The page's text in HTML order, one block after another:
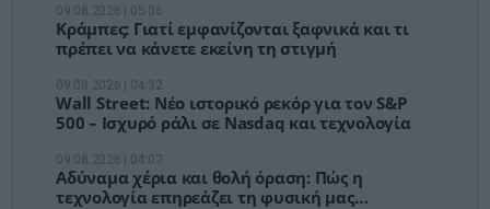
Κράμπες: Γιατί εμφανίζονται ξαφνικά και τι
πρέπει να κάνετε εκείνη τη στιγμή
Wall Street: Νέο ιστορικό ρεκόρ για τον S&P
500 – Ισχυρό ράλι σε Nasdaq και τεχνολογία
Αδύναμα χέρια και θολή όραση: Πώς η
τεχνολογία επηρεάζει τη φυσική μας